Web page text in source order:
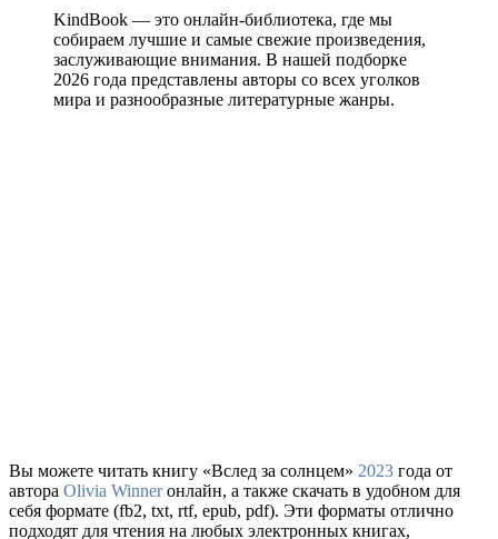
KindBook — это онлайн-библиотека, где мы
собираем лучшие и самые свежие произведения,
заслуживающие внимания. В нашей подборке
2026 года представлены авторы со всех уголков
мира и разнообразные литературные жанры.
Вы можете читать книгу «Вслед за солнцем» 2023 года от
автора Olivia Winnerонлайн, а также скачать в удобном для
себя формате (fb2, txt, rtf, epub, pdf). Эти форматы отлично
подходят для чтения на любых электронных книгах,